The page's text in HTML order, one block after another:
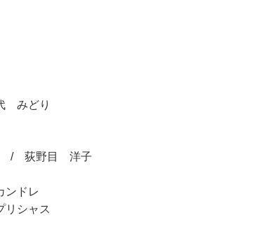
みどり
/ 荻野目 洋子
ドレ
シャス